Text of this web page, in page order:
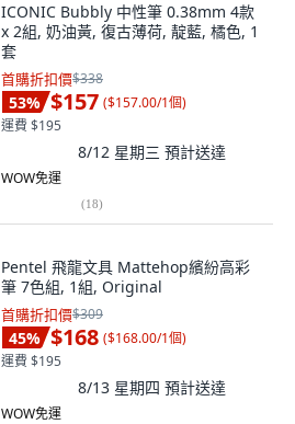
ICONIC Bubbly 中性筆 0.38mm 4款
x 2組, 奶油黃, 復古薄荷, 靛藍, 橘色, 1
套
首購折扣價$338
53% $157 ($157.00/1個)
運費 $195
8/12 星期三 預計送達
WOW免運
(18)
Pentel 飛龍文具 Mattehop繽紛高彩
筆 7色組, 1組, Original
首購折扣價$309
45% $168 ($168.00/1個)
運費 $195
8/13 星期四 預計送達
WOW免運